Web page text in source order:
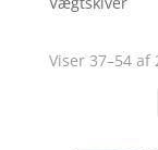
Viser 37–54